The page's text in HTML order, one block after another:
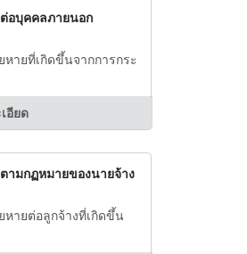
อบุคคลภายนอก
ายที่เกิดขึ้นจากการกระ
อียด
ามกฏหมายของนายจ้าง
หายต่อลูกจ้างที่เกิดขึ้น